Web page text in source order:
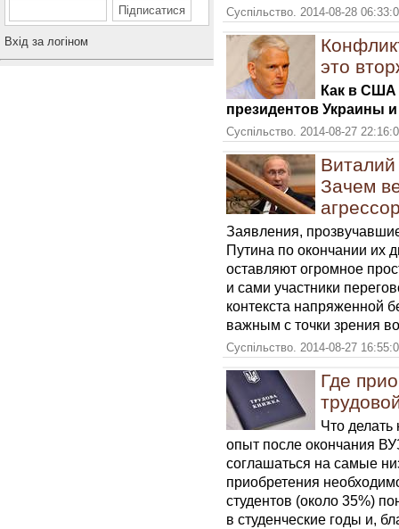
Вхiд за логiном
Суспільство. 2014-08-28
это
Как в США
президентов Украины
Суспільство. 2014-08-27
Зачем
Заявления,
Путина по окончании их
оставляют огромное
и сами участники
контекста напряженной
важным с точки зрения
Суспільство. 2014-08-27
Где
Что делать
опыт после окончания
соглашаться на самые
приобретения
студентов (около 35%)
в студенческие годы и,